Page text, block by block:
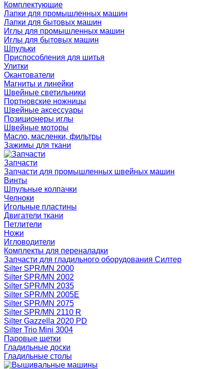
Комплектующие
Лапки для промышленных машин
Лапки для бытовых машин
Иглы для промышленных машин
Иглы для бытовых машин
Шпульки
Приспособления для шитья
Улитки
Окантователи
Магниты и линейки
Швейные светильники
Портновские ножницы
Швейные аксессуары
Позиционеры иглы
Швейные моторы
Масло, масленки, фильтры
Зажимы для ткани
Запчасти
Запчасти для промышленных швейных машин
Винты
Шпульные колпачки
Челноки
Игольные пластины
Двигатели ткани
Петлители
Ножи
Игловодители
Комплекты для переналадки
Запчасти для гладильного оборудования Силтер
Silter SPR/MN 2000
Silter SPR/MN 2002
Silter SPR/MN 2035
Silter SPR/MN 2005E
Silter SPR/MN 2075
Silter SPR/MN 2110 R
Silter Gazzella 2020 PD
Silter Trio Mini 3004
Паровые щетки
Гладильные доски
Гладильные столы